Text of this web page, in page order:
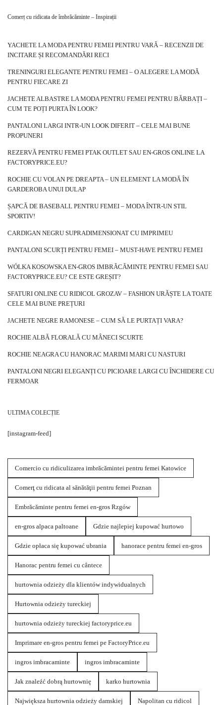
modă pentru femei?
bunăvoie în fiecare zi, atât acasă, cât și la plimbare sau la școală sau la
serviciu. Sunt o alegere excelentă pentru activități sportive, cum ar fi
asemenea, sunt adesea folosite ca parte a aspectului casual, fiind o
alternativă excelentă la puloverele sau hanoracele tradiționale. Dacă
numai de aceea trebuie să cumpărați pentru oferta dvs.hanorace
pentru femei en-gros !
Hanoracele …
Comerț cu ridicata de îmbrăcăminte – Inspirații
YACHETE LA MODA PENTRU FEMEI PENTRU VARĂ – RECENZII DE
INCITARE ȘI RECOMANDĂRI RECI
TRENINGURI ELEGANTE PENTRU FEMEI – O ALEGERE LA MODĂ
PENTRU FIECARE ZI
JACHETE ALBASTRE LA MODA PENTRU FEMEI PENTRU BĂRBAȚI –
CUM TE POȚI PURTA ÎN LOOK?
PANTALONI LARGI INTR-UN LOOK DIFERIT – CELE MAI BUNE
PROPUNERI
REZERVĂ PENTRU FEMEI PTAK OUTLET SAU EN-GROS ONLINE LA
FACTORYPRICE.EU?
ROCHIE CU VOLAN PE DREAPTA – UN ELEMENT LA MODĂ ÎN
GARDEROBA UNUI DULAP
ȘAPCĂ DE BASEBALL PENTRU FEMEI – MODA ÎNTR-UN STIL
SPORTIV!
CARDIGAN NEGRU SUPRADIMENSIONAT CU IMPRIMEU
PANTALONI SCURȚI PENTRU FEMEI – MUST-HAVE PENTRU FEMEI
WÓLKA KOSOWSKA EN-GROS IMBRĂCĂMINTE PENTRU FEMEI SAU
FACTORYPRICE.EU? CE ESTE GREȘIT?
SFATURI ONLINE CU RIDICOL GROZAV – FASHION URĂȘTE LA TOATE
CELE MAI BUNE PREȚURI
JACHETE NEGRE RAMONESE – CUM SĂ LE PURTAȚI VARA?
ROCHIE ALBĂ FLORALĂ CU MÂNECI SCURTE
ROCHIE NEAGRA CU HANORAC MARIMI MARI CU NASTURI
PANTALONI NEGRI ELEGANȚI CU PICIOARE LARGI CU ÎNCHIDERE CU
FERMOAR
ULTIMA COLECȚIE
[instagram-feed]
Comercio cu ridiculizarea imbrăcămintei pentru femei Katowice
Comerţ cu ridicata al sănătăţii pentru femei Poznan
Embrăcăminte pentru femei en-gros Rzgów
en-gros alpaca paltoane Gdzie najlepiej kupować hurtowo
Gdzie opłaca się kupować ubrania hanorace pentru femei en-gros
Hanorac pentru femei cu cântece
hurtownia odzieży dla klientów indywidualnych
Hurtownia odzieży tureckiej
hurtownia odzieży tureckiej factoryprice.eu
Imprimare en-gros pentru femei pe FactoryPrice.eu
ingros imbracaminte ingros imbracaminte
Jak znaleźć dobrą hurtownię karko hurtownia
Największa hurtownia odzieży damskiej Napolitan cu ridicol